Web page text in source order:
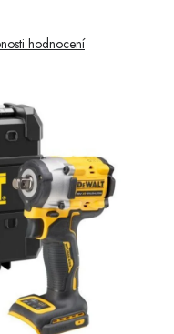
Reklamace
Kontakty
hodnocení